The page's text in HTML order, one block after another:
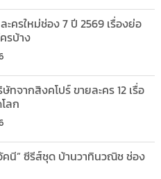
ะครใหม่ช่อง 7 ปี 2569 เรื่องย่อ
รบ้าง
จากสิงคโปร์ ขายละคร 12 เรื่อ
ลก
คนี” ซีรีส์ชุด บ้านวาทินวณิช ช่อง